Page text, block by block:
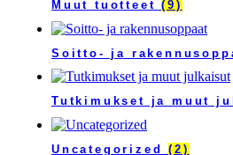
Muut tuotteet(9)
Soitto- ja
Tutkimukset ja muut
Uncategorized(2)